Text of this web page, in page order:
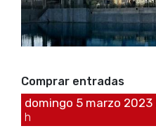
Comprar entradas
domingo 5 marzo 2023
h